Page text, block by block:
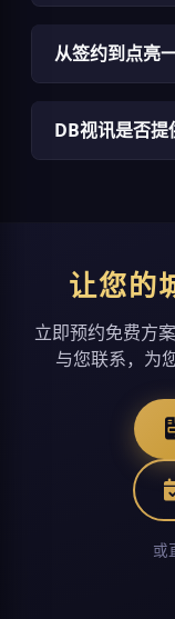
从签约到点亮
DB视讯是否提
让您的
立即预约免费方
与您联系，为
或